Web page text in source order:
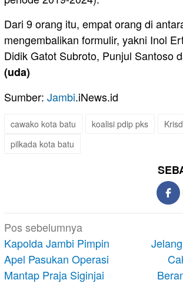
Dari 9 orang itu, empat orang di
mengembalikan formulir, yakni Inol
Didik Gatot Subroto, Punjul Santoso
(uda)
Sumber: Jambi.iNews.id
cawako kota batu koalisi pdip pks
pilkada kota batu
Navigasi
pos
Pos sebelumnya
Kapolda Jambi Pimpin
Apel Pasukan Operasi
Mantap Praja Siginjai